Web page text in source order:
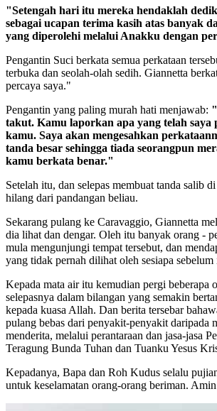
"Setengah hari itu mereka hendaklah
sebagai ucapan terima kasih atas banyak
yang diperolehi melalui Anakku dengan
Pengantin Suci berkata semua perkataan
terbuka dan seolah-olah sedih. Giannetta
percaya saya."
Pengantin yang paling murah hati menjawab:
takut. Kamu laporkan apa yang telah saya
kamu. Saya akan mengesahkan
tanda besar sehingga tiada seorangpun
kamu berkata benar."
Setelah itu, dan selepas membuat tanda salib
hilang dari pandangan beliau.
Sekarang pulang ke Caravaggio, Giannetta
dia lihat dan dengar. Oleh itu banyak orang -
mula mengunjungi tempat tersebut, dan
yang tidak pernah dilihat oleh sesiapa sebelum
Kepada mata air itu kemudian pergi beberapa
selepasnya dalam bilangan yang semakin
kepada kuasa Allah. Dan berita tersebar
pulang bebas dari penyakit-penyakit daripada
menderita, melalui perantaraan dan jasa-jasa
Teragung Bunda Tuhan dan Tuanku Yesus
Kepadanya, Bapa dan Roh Kudus selalu
untuk keselamatan orang-orang beriman.